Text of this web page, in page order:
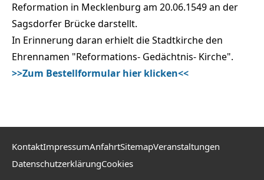
Reformation in Mecklenburg am 20.06.1549 an der
Sagsdorfer Brücke darstellt.
In Erinnerung daran erhielt die Stadtkirche den
Ehrennamen "Reformations- Gedächtnis- Kirche".
>>Zum Bestellformular hier klicken<<
KontaktImpressumAnfahrtSitemapVeranstaltungen
DatenschutzerklärungCookies